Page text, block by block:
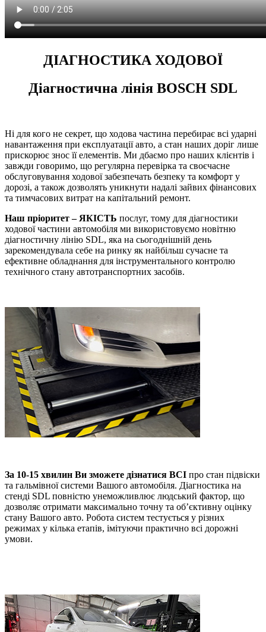
ДІАГНОСТИКА ХОДОВОЇ
Діагностична лінія BOSCH SDL
Ні для кого не секрет, що ходова частина перебирає всі ударні
навантаження при експлуатації авто, а стан наших доріг лише
прискорює знос її елементів. Ми дбаємо про наших клієнтів і
завжди говоримо, що регулярна перевірка та своєчасне
обслуговування ходової забезпечать безпеку та комфорт у
дорозі, а також дозволять уникнути надалі зайвих фінансових
та тимчасових витрат на капітальний ремонт.
Наш пріоритет – ЯКІСТЬ послуг, тому для діагностики
ходової частини автомобіля ми використовуємо новітню
діагностичну лінію SDL, яка на сьогоднішній день
зарекомендувала себе на ринку як найбільш сучасне та
ефективне обладнання для інструментального контролю
технічного стану автотранспортних засобів.
За 10-15 хвилин Ви зможете дізнатися ВСІ про стан підвіски
та гальмівної системи Вашого автомобіля. Діагностика на
стенді SDL повністю унеможливлює людський фактор, що
дозволяє отримати максимально точну та об’єктивну оцінку
стану Вашого авто. Робота систем тестується у різних
режимах у кілька етапів, імітуючи практично всі дорожні
умови.